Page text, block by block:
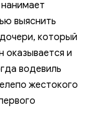
выяснить
который
оказывается и
водевиль
жестокого